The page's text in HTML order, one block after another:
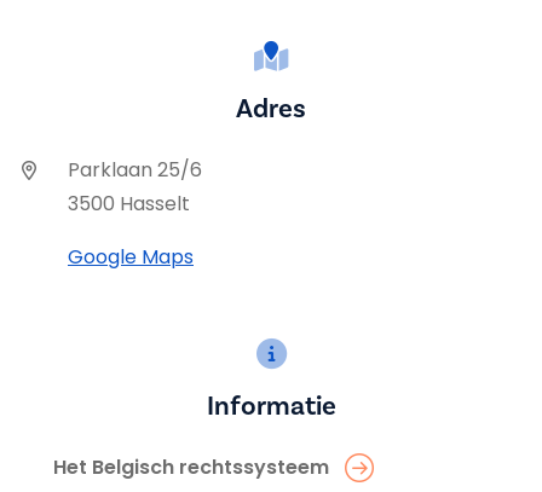
Adres
Parklaan 25/6
3500 Hasselt
Google Maps
Informatie
Het Belgisch rechtssysteem